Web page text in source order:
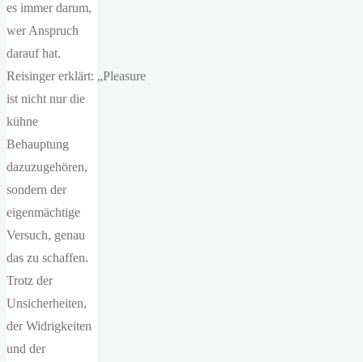
es immer darum,
wer Anspruch
darauf hat.
Reisinger erklärt: „Pleasure
ist nicht nur die
kühne
Behauptung
dazuzugehören,
sondern der
eigenmächtige
Versuch, genau
das zu schaffen.
Trotz der
Unsicherheiten,
der Widrigkeiten
und der